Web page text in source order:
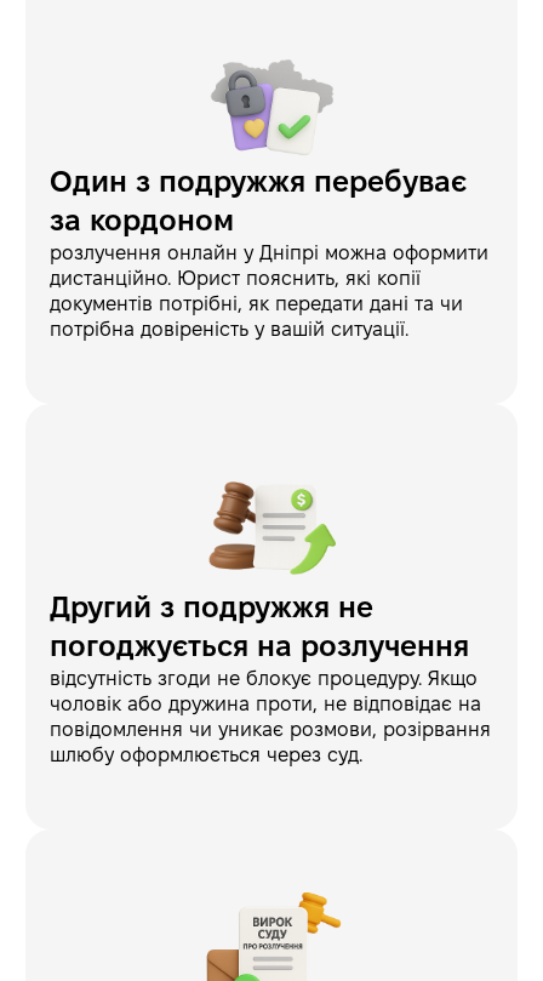
Один з подружжя перебуває
за кордоном
розлучення онлайн у Дніпрі можна оформити
дистанційно. Юрист пояснить, які копії
документів потрібні, як передати дані та чи
потрібна довіреність у вашій ситуації.
Другий з подружжя не
погоджується на розлучення
відсутність згоди не блокує процедуру. Якщо
чоловік або дружина проти, не відповідає на
повідомлення чи уникає розмови, розірвання
шлюбу оформлюється через суд.